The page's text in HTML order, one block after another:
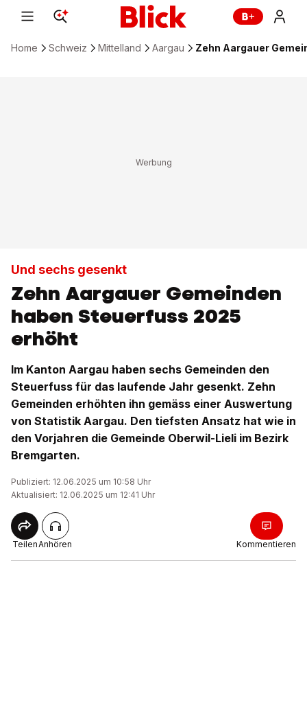
Home Schweiz Mittelland Aargau Zehn Aargauer
Und sechs gesenkt
Zehn Aargauer Gemeinden
haben Steuerfuss 2025
erhöht
Im Kanton Aargau haben sechs Gemeinden den
Steuerfuss für das laufende Jahr gesenkt. Zehn
Gemeinden erhöhten ihn gemäss einer Auswertung
von Statistik Aargau. Den tiefsten Ansatz hat wie in
den Vorjahren die Gemeinde Oberwil-Lieli im Bezirk
Bremgarten.
Publiziert: 12.06.2025 um 10:58 Uhr
Aktualisiert: 12.06.2025 um 12:41 Uhr
TeilenAnhören Kommentieren